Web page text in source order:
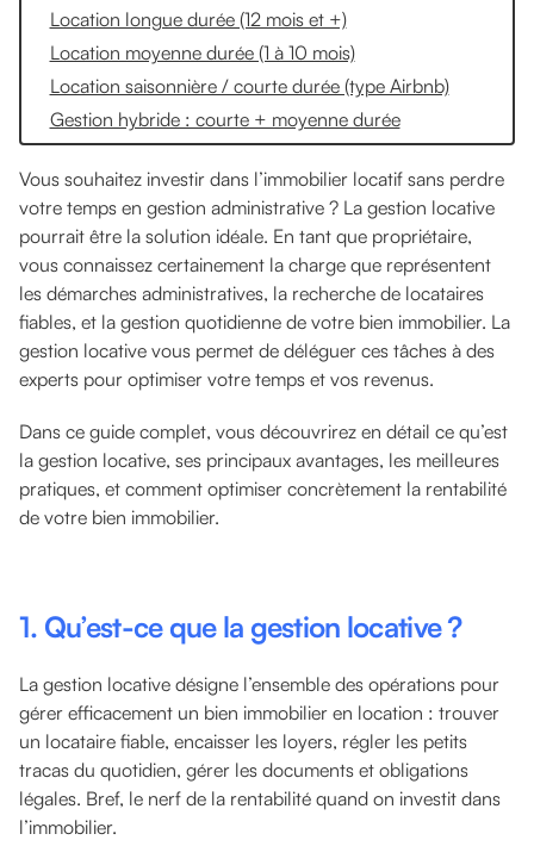
Location longue durée (12 mois et +)
Location moyenne durée (1 à 10 mois)
Location saisonnière / courte durée (type Airbnb)
Gestion hybride : courte + moyenne durée
Vous souhaitez investir dans l’immobilier locatif sans perdre
votre temps en gestion administrative ? La gestion locative
pourrait être la solution idéale. En tant que propriétaire,
vous connaissez certainement la charge que représentent
les démarches administratives, la recherche de locataires
fiables, et la gestion quotidienne de votre bien immobilier. La
gestion locative vous permet de déléguer ces tâches à des
experts pour optimiser votre temps et vos revenus.
Dans ce guide complet, vous découvrirez en détail ce qu’est
la gestion locative, ses principaux avantages, les meilleures
pratiques, et comment optimiser concrètement la rentabilité
de votre bien immobilier.
1. Qu’est-ce que la gestion locative ?
La gestion locative désigne l’ensemble des opérations pour
gérer efficacement un bien immobilier en location : trouver
un locataire fiable, encaisser les loyers, régler les petits
tracas du quotidien, gérer les documents et obligations
légales. Bref, le nerf de la rentabilité quand on investit dans
l’immobilier.